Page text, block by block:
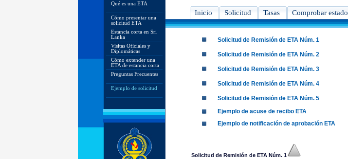
Qué es una ETA
Cómo presentar una
solicitud ETA
Estancia corta en Sri
Lanka
Visitas Oficiales y
Diplomáticas
Cómo extender una
ETA de estancia corta
Preguntas Frecuentes
Ejemplo de solicitud
Inicio Solicitud Tasas Comprobar estado
Solicitud de Remisión de ETA Núm. 1
Solicitud de Remisión de ETA Núm. 2
Solicitud de Remisión de ETA Núm. 3
Solicitud de Remisión de ETA Núm. 4
Solicitud de Remisión de ETA Núm. 5
Ejemplo de acuse de recibo ETA
Ejemplo de notificación de aprobación ETA
Solicitud de Remisión de ETA Núm. 1